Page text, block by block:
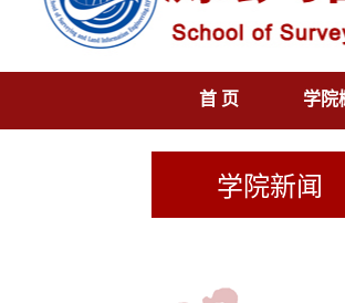
首 页 学院
学院新闻